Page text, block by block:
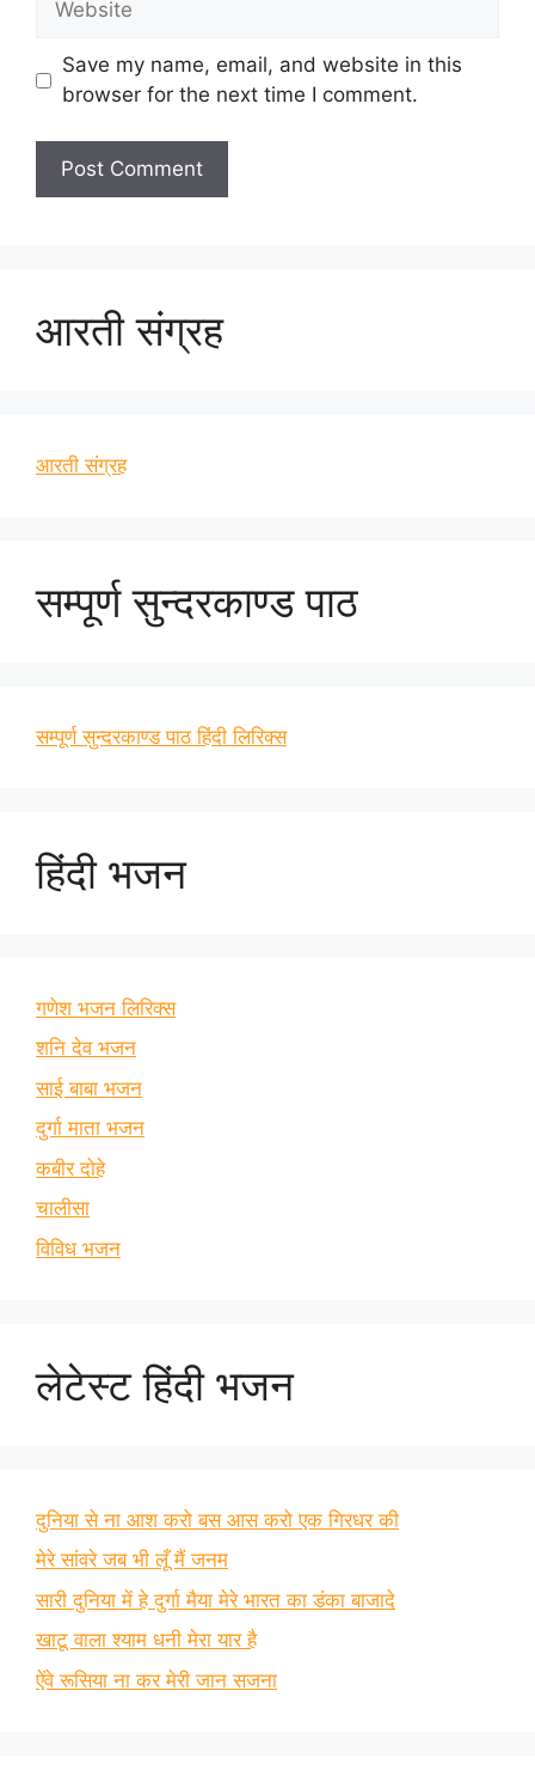
Save my name, email, and website in this
browser for the next time I comment.
आरती संग्रह
आरती संग्रह
सम्पूर्ण सुन्दरकाण्ड पाठ
सम्पूर्ण सुन्दरकाण्ड पाठ हिंदी लिरिक्स
हिंदी भजन
गणेश भजन लिरिक्स
शनि देव भजन
साई बाबा भजन
दुर्गा माता भजन
कबीर दोहे
चालीसा
विविध भजन
लेटेस्ट हिंदी भजन
दुनिया से ना आश करो बस आस करो एक गिरधर की
मेरे सांवरे जब भी लूँ मैं जनम
सारी दुनिया में हे दुर्गा मैया मेरे भारत का डंका बाजादे
खाटू वाला श्याम धनी मेरा यार है
ऐंवे रूसिया ना कर मेरी जान सजना